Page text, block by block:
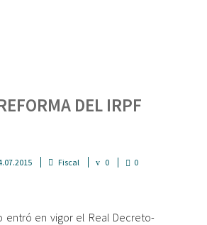
DEL IRPF
Fiscal 0
0
entró en vigor el Real Decreto-